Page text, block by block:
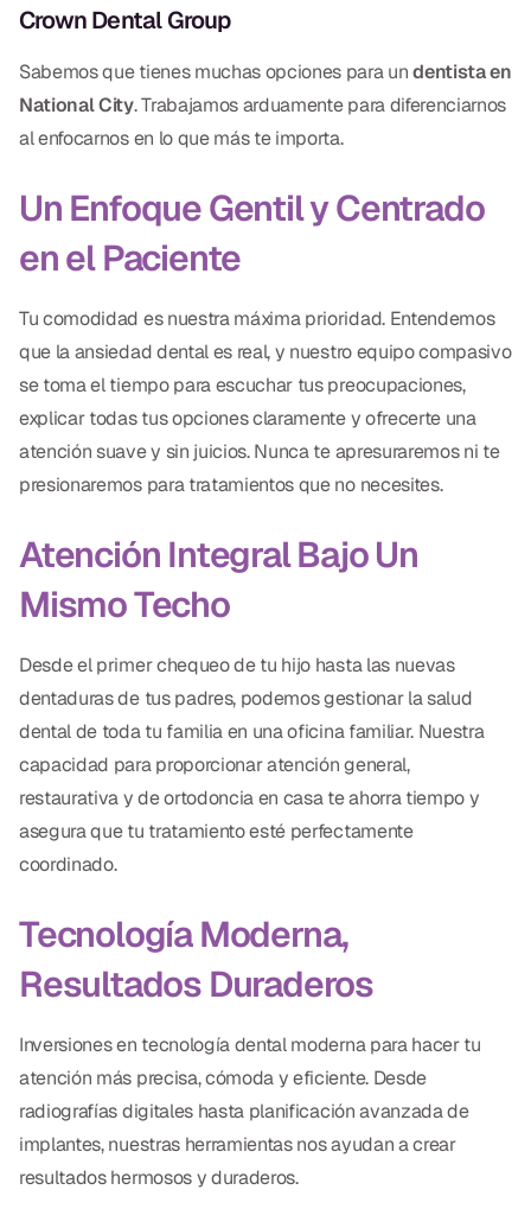
Crown Dental Group
Sabemos que tienes muchas opciones para undentista en
National City. Trabajamos arduamente para diferenciarnos
al enfocarnos en lo que más te importa.
Un Enfoque Gentil y Centrado
en el Paciente
Tu comodidad es nuestra máxima prioridad. Entendemos
que la ansiedad dental es real, y nuestro equipo compasivo
se toma el tiempo para escuchar tus preocupaciones,
explicar todas tus opciones claramente y ofrecerte una
atención suave y sin juicios. Nunca te apresuraremos ni te
presionaremos para tratamientos que no necesites.
Atención Integral Bajo Un
Mismo Techo
Desde el primer chequeo de tu hijo hasta las nuevas
dentaduras de tus padres, podemos gestionar la salud
dental de toda tu familia en una oficina familiar. Nuestra
capacidad para proporcionar atención general,
restaurativa y de ortodoncia en casa te ahorra tiempo y
asegura que tu tratamiento esté perfectamente
coordinado.
Tecnología Moderna,
Resultados Duraderos
Inversiones en tecnología dental moderna para hacer tu
atención más precisa, cómoda y eficiente. Desde
radiografías digitales hasta planificación avanzada de
implantes, nuestras herramientas nos ayudan a crear
resultados hermosos y duraderos.